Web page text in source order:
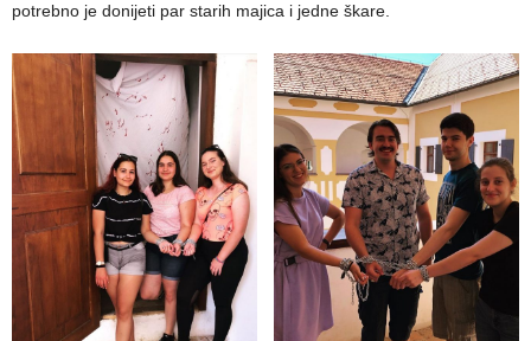
potrebno je donijeti par starih majica i jedne škare.